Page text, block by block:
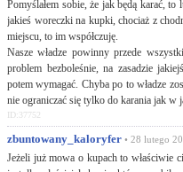
Pomyślałem sobie, że jak będą karać,
jakieś woreczki na kupki, chociaż z
miejscu, to im współczuję.
Nasze władze powinny przede
problem bezboleśnie, na zasadzie
potem wymagać. Chyba po to władze
nie ograniczać się tylko do karania jak w
ID:37752
zbuntowany_kaloryfer • 28 lutego
Jeżeli już mowa o kupach to właściwie